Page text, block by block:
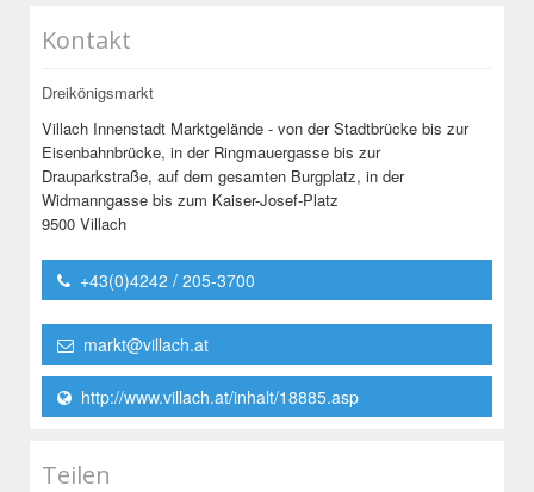
Kontakt
Dreikönigsmarkt
Villach Innenstadt Marktgelände - von der Stadtbrücke bis zur
Eisenbahnbrücke, in der Ringmauergasse bis zur
Drauparkstraße, auf dem gesamten Burgplatz, in der
Widmanngasse bis zum Kaiser-Josef-Platz
9500 Villach
+43(0)4242 / 205-3700
markt@villach.at
http://www.villach.at/inhalt/18885.asp
Teilen